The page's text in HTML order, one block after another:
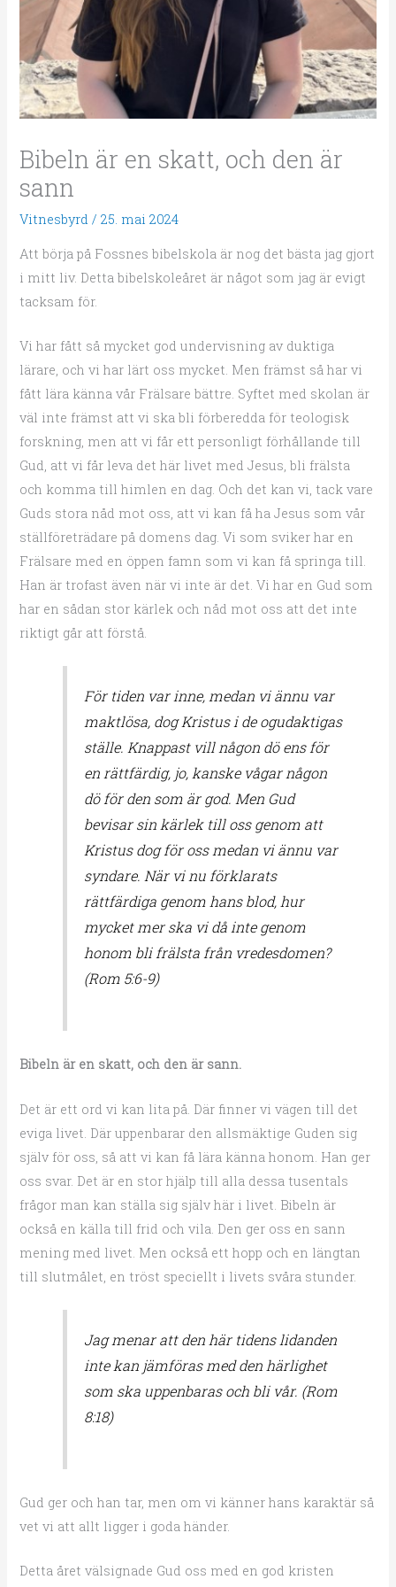
Bibeln är en skatt, och den är
sann
Vitnesbyrd /25. mai 2024
Att börja på Fossnes bibelskola är nog det bästa jag gjort
i mitt liv. Detta bibelskoleåret är något som jag är evigt
tacksam för.
Vi har fått så mycket god undervisning av duktiga
lärare, och vi har lärt oss mycket. Men främst så har vi
fått lära känna vår Frälsare bättre. Syftet med skolan är
väl inte främst att vi ska bli förberedda för teologisk
forskning, men att vi får ett personligt förhållande till
Gud, att vi får leva det här livet med Jesus, bli frälsta
och komma till himlen en dag. Och det kan vi, tack vare
Guds stora nåd mot oss, att vi kan få ha Jesus som vår
ställföreträdare på domens dag. Vi som sviker har en
Frälsare med en öppen famn som vi kan få springa till.
Han är trofast även när vi inte är det. Vi har en Gud som
har en sådan stor kärlek och nåd mot oss att det inte
riktigt går att förstå.
För tiden var inne, medan vi ännu var
maktlösa, dog Kristus i de ogudaktigas
ställe. Knappast vill någon dö ens för
en rättfärdig, jo, kanske vågar någon
dö för den som är god. Men Gud
bevisar sin kärlek till oss genom att
Kristus dog för oss medan vi ännu var
syndare. När vi nu förklarats
rättfärdiga genom hans blod, hur
mycket mer ska vi då inte genom
honom bli frälsta från vredesdomen?
(Rom 5:6-9)
Bibeln är en skatt, och den är sann.
Det är ett ord vi kan lita på. Där finner vi vägen till det
eviga livet. Där uppenbarar den allsmäktige Guden sig
själv för oss, så att vi kan få lära känna honom. Han ger
oss svar. Det är en stor hjälp till alla dessa tusentals
frågor man kan ställa sig själv här i livet. Bibeln är
också en källa till frid och vila. Den ger oss en sann
mening med livet. Men också ett hopp och en längtan
till slutmålet, en tröst speciellt i livets svåra stunder.
Jag menar att den här tidens lidanden
inte kan jämföras med den härlighet
som ska uppenbaras och bli vår. (Rom
8:18)
Gud ger och han tar, men om vi känner hans karaktär så
vet vi att allt ligger i goda händer.
Detta året välsignade Gud oss med en god kristen